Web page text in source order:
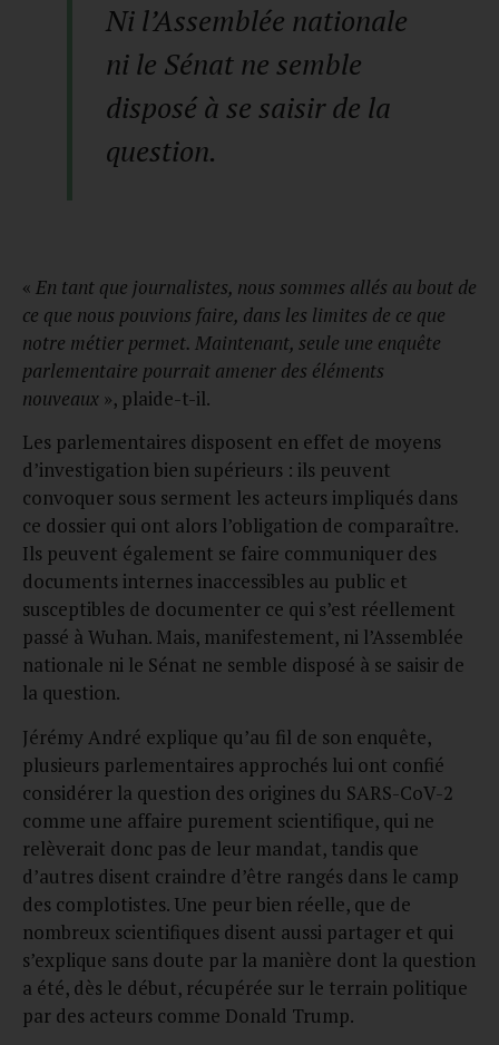
Ni l’Assemblée nationale
ni le Sénat ne semble
disposé à se saisir de la
question.
« En tant que journalistes, nous sommes allés au bout de
ce que nous pouvions faire, dans les limites de ce que
notre métier permet. Maintenant, seule une enquête
parlementaire pourrait amener des éléments
nouveaux », plaide-t-il.
Les parlementaires disposent en effet de moyens
d’investigation bien supérieurs : ils peuvent
convoquer sous serment les acteurs impliqués dans
ce dossier qui ont alors l’obligation de comparaître.
Ils peuvent également se faire communiquer des
documents internes inaccessibles au public et
susceptibles de documenter ce qui s’est réellement
passé à Wuhan. Mais, manifestement, ni l’Assemblée
nationale ni le Sénat ne semble disposé à se saisir de
la question.
Jérémy André explique qu’au fil de son enquête,
plusieurs parlementaires approchés lui ont confié
considérer la question des origines du SARS-CoV-2
comme une affaire purement scientifique, qui ne
relèverait donc pas de leur mandat, tandis que
d’autres disent craindre d’être rangés dans le camp
des complotistes. Une peur bien réelle, que de
nombreux scientifiques disent aussi partager et qui
s’explique sans doute par la manière dont la question
a été, dès le début, récupérée sur le terrain politique
par des acteurs comme Donald Trump.